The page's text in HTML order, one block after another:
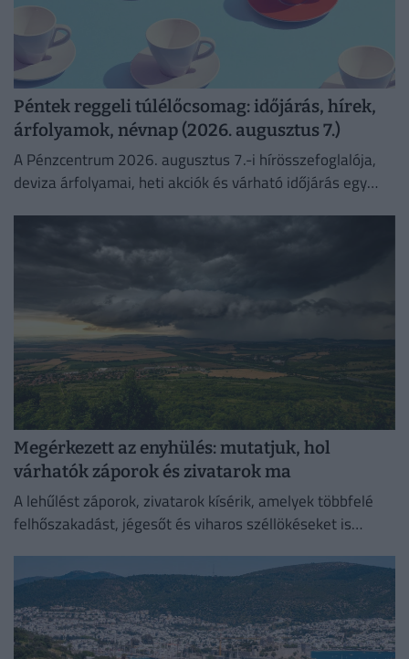
Péntek reggeli túlélőcsomag: időjárás, hírek,
árfolyamok, névnap (2026. augusztus 7.)
A Pénzcentrum 2026. augusztus 7.-i hírösszefoglalója,
deviza árfolyamai, heti akciók és várható időjárás egy
Megérkezett az enyhülés: mutatjuk, hol
várhatók záporok és zivatarok ma
A lehűlést záporok, zivatarok kísérik, amelyek többfelé
felhőszakadást, jégesőt és viharos széllökéseket is